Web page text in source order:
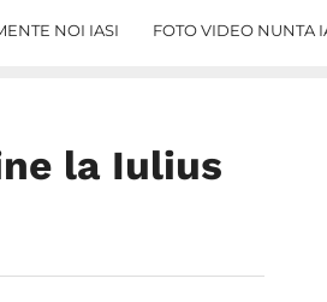
NOI IASI FOTO VIDEO NUNTA
la Iulius